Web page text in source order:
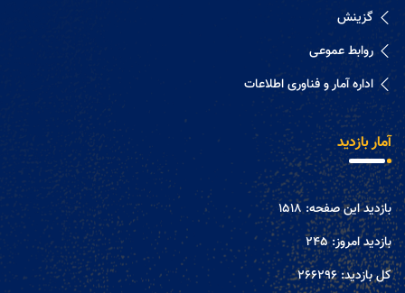
گزینش
روابط عموعی
اداره آمار و فناوری اطلاعات
آمار بازدید
بازدید این صفحه:1518
بازدید امروز:245
کل بازدید:266296